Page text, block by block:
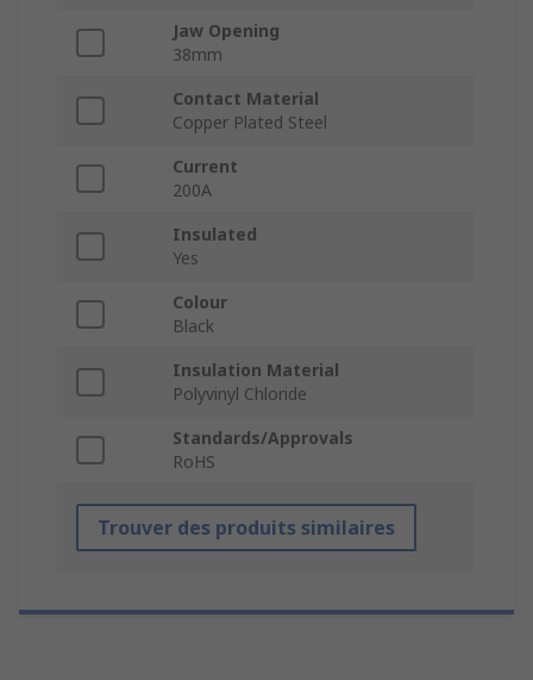
Jaw Opening
38mm
Contact Material
Copper Plated Steel
Current
200A
Insulated
Yes
Colour
Black
Insulation Material
Polyvinyl Chloride
Standards/Approvals
RoHS
Trouver des produits similaires